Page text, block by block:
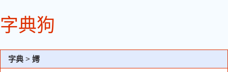
字典狗
字典 > 嫮